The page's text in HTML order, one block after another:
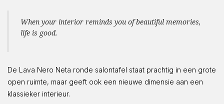
When your interior reminds you of beautiful memories,
life is good.
De Lava Nero Neta ronde salontafel staat prachtig in een grote
open ruimte, maar geeft ook een nieuwe dimensie aan een
klassieker interieur.